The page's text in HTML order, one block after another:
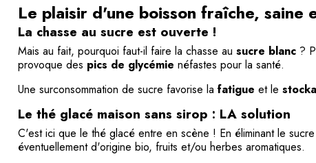
Le plaisir d'une boisson fraîche, saine
La chasse au sucre est ouverte !
Mais au fait, pourquoi faut-il faire la chasse au sucre blanc ?
provoque des pics de glycémie néfastes pour la santé.
Une surconsommation de sucre favorise la fatigue et le
Le thé glacé maison sans sirop : LA solution
C'est ici que le thé glacé entre en scène ! En éliminant le
éventuellement d'origine bio, fruits et/ou herbes aromatiques.